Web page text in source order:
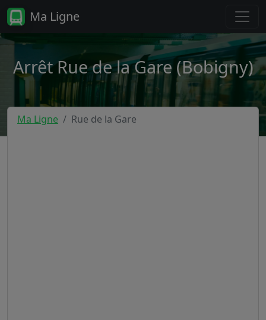
Ma Ligne
Arrêt Rue de la Gare (Bobigny)
Ma Ligne Rue de la Gare